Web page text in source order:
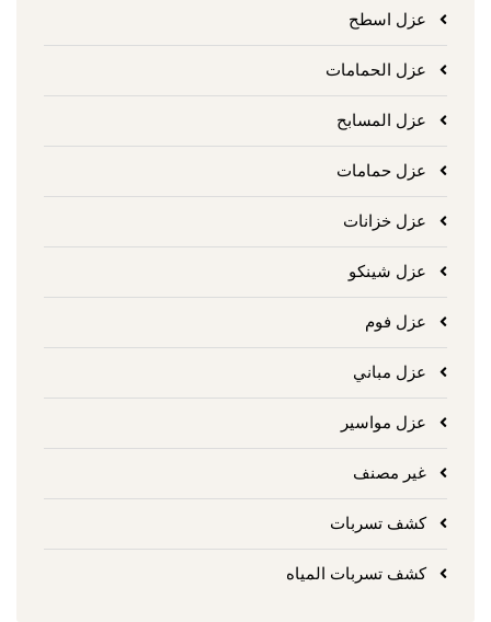
عزل اسطح
عزل الحمامات
عزل المسابح
عزل حمامات
عزل خزانات
عزل شينكو
عزل فوم
عزل مباني
عزل مواسير
غير مصنف
كشف تسربات
كشف تسربات المياه